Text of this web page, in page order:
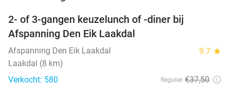
2- of 3-gangen keuzelunch of -diner bij
Afspanning Den Eik Laakdal
Afspanning Den Eik Laakdal 9.7 star
Laakdal (8 km)
Verkocht: 580
Regulier €37,50